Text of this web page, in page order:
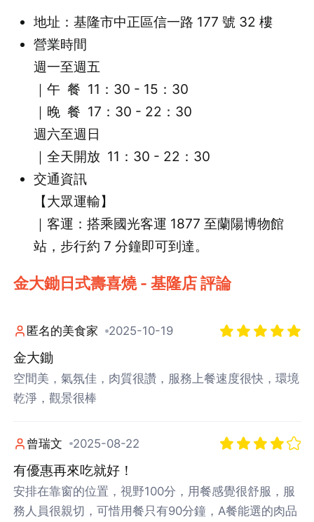
地址：基隆市中正區信一路 177 號 32 樓
營業時間
週一至週五
｜午 餐 11：30 - 15：30
｜ 晚 餐 17：30 - 22：30
週六至週日
｜全天開放 11：30 - 22：30
交通資訊
【大眾運輸】
｜客運：搭乘國光客運 1877 至蘭陽博物館
站，步行約 7 分鐘即可到達。
金大鋤日式壽喜燒 - 基隆店 評論
匿名的美食家 2025-10-19
金大鋤
空間美，氣氛佳，肉質很讚，服務上餐速度很快，環境
乾淨，觀景很棒
曾瑞文 2025-08-22
有優惠再來吃就好！
安排在靠窗的位置，視野100分，用餐感覺很舒服，服
務人員很親切，可惜用餐只有90分鐘，A餐能選的肉品